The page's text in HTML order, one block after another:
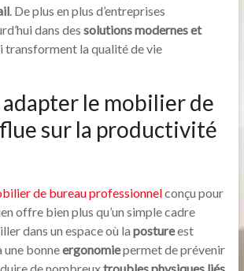
. De plus en plus d’entreprises
dans des solutions modernes et
transforment la qualité de vie
le mobilier de
sur la productivité
de bureau professionnelconçu pour
offre bien plus qu’un simple cadre
dans un espace où la postureest
une bonneergonomiepermet de prévenir
de nombreuxtroubles physiques liés